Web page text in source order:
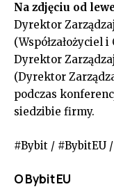
Na zdjęciu od
Dyrektor
(Współzałożyciel
Dyrektor
(Dyrektor
podczas
siedzibie firmy.
#Bybit / #BybitEU
O Bybit EU